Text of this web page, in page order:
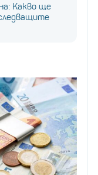
Какво ще